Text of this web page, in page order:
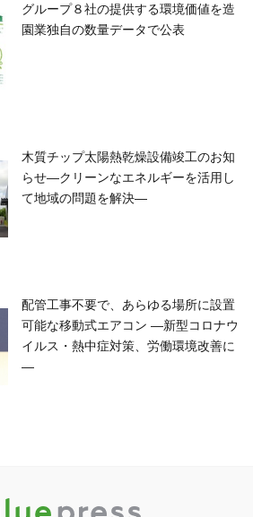
グループ８社の提供する環境価値を造
園業独自の数量データで公表
木質チップ太陽熱乾燥設備竣工のお知
らせ―クリーンなエネルギーを活用し
て地域の問題を解決―
配管工事不要で、あらゆる場所に設置
可能な移動式エアコン ―新型コロナウ
イルス・熱中症対策、労働環境改善に
―